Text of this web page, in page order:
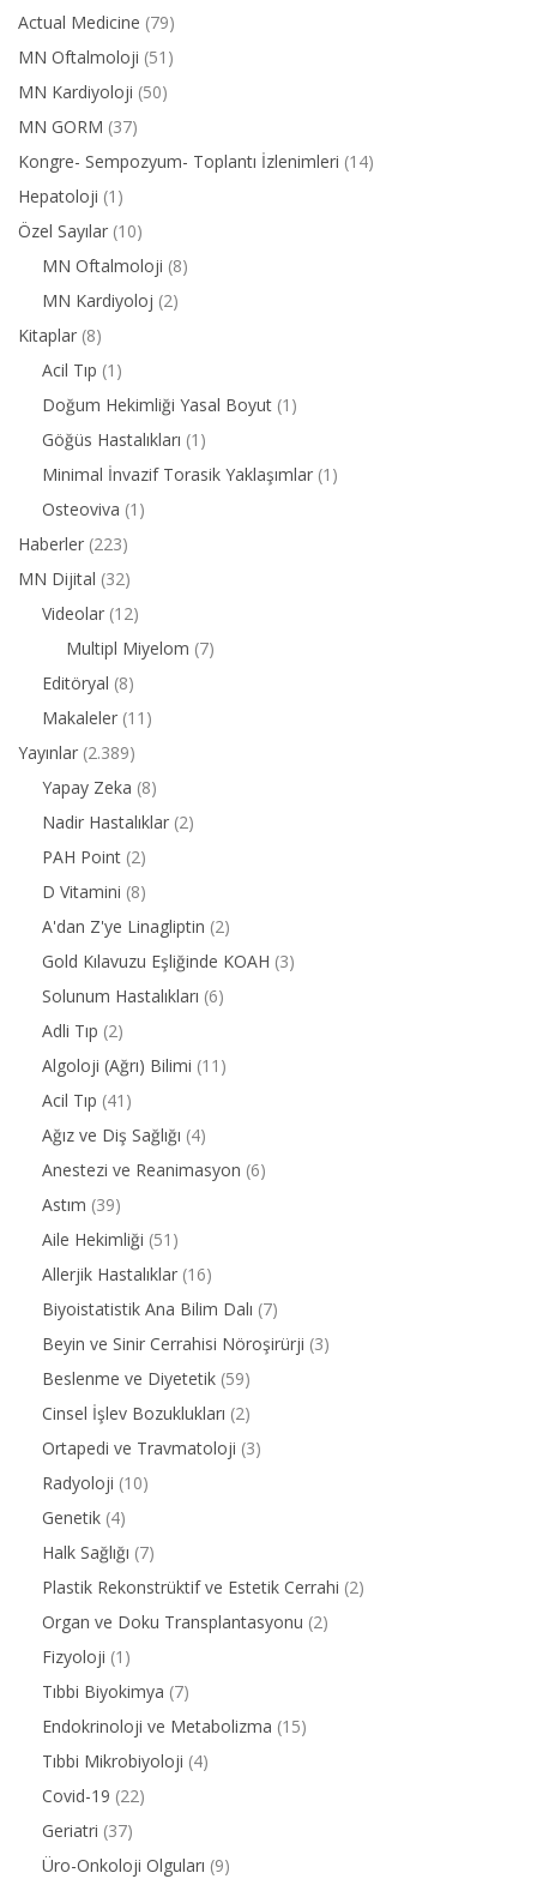
Actual Medicine (79)
MN Oftalmoloji (51)
MN Kardiyoloji (50)
MN GORM (37)
Kongre- Sempozyum- Toplantı İzlenimleri (14)
Hepatoloji (1)
Özel Sayılar (10)
MN Oftalmoloji (8)
MN Kardiyoloj (2)
Kitaplar (8)
Acil Tıp (1)
Doğum Hekimliği Yasal Boyut (1)
Göğüs Hastalıkları (1)
Minimal İnvazif Torasik Yaklaşımlar (1)
Osteoviva (1)
Haberler (223)
MN Dijital (32)
Videolar (12)
Multipl Miyelom (7)
Editöryal (8)
Makaleler (11)
Yayınlar (2.389)
Yapay Zeka (8)
Nadir Hastalıklar (2)
PAH Point (2)
D Vitamini (8)
A'dan Z'ye Linagliptin (2)
Gold Kılavuzu Eşliğinde KOAH (3)
Solunum Hastalıkları (6)
Adli Tıp (2)
Algoloji (Ağrı) Bilimi (11)
Acil Tıp (41)
Ağız ve Diş Sağlığı (4)
Anestezi ve Reanimasyon (6)
Astım (39)
Aile Hekimliği (51)
Allerjik Hastalıklar (16)
Biyoistatistik Ana Bilim Dalı (7)
Beyin ve Sinir Cerrahisi Nöroşirürji (3)
Beslenme ve Diyetetik (59)
Cinsel İşlev Bozuklukları (2)
Ortapedi ve Travmatoloji (3)
Radyoloji (10)
Genetik (4)
Halk Sağlığı (7)
Plastik Rekonstrüktif ve Estetik Cerrahi (2)
Organ ve Doku Transplantasyonu (2)
Fizyoloji (1)
Tıbbi Biyokimya (7)
Endokrinoloji ve Metabolizma (15)
Tıbbi Mikrobiyoloji (4)
Covid-19 (22)
Geriatri (37)
Üro-Onkoloji Olguları (9)